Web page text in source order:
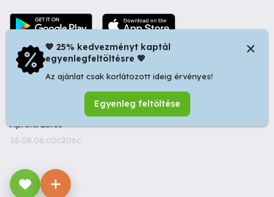
© 2026 Startapró S.R.L. | Bulevardul Dacia nr 34, Oradea
410346, Romania | Tax ID: RO44483373 -
Ingyenes
Apróhirdetés
26.08.06.c0c206c
💖 25% kedvezményt kaptál
egyenlegfeltöltésre 💖
Az ajánlat csak korlátozott ideig érvényes!
Egyenleg feltöltése